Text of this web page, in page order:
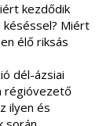
kezdődik
késéssel? Miért
élő riksás
dél-ázsiai
régióvezető
ilyen és